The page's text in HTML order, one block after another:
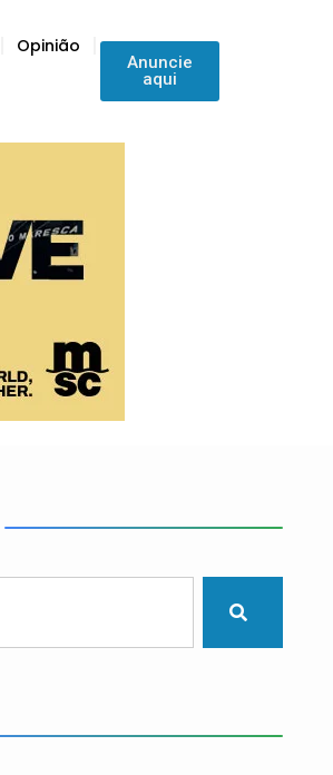
Opinião
Anuncie
aqui